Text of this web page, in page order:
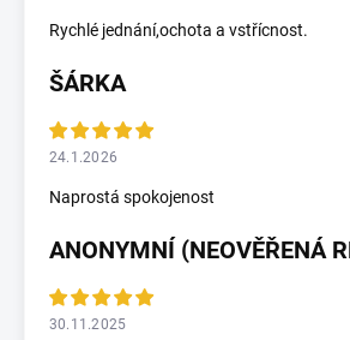
Rychlé jednání,ochota a vstřícnost.
ŠÁRKA
24.1.2026
Naprostá spokojenost
ANONYMNÍ (NEOVĚŘENÁ
30.11.2025